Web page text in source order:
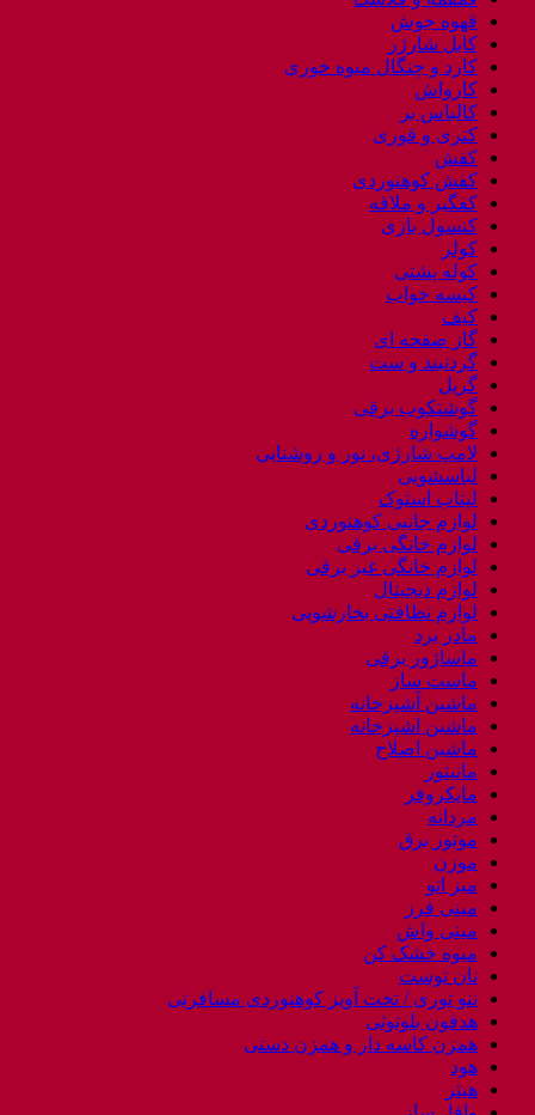
قهوه جوش
کابل شارژر
کارد و چنگال میوه خوری
کارواش
کالباس بر
کتری و قوری
کفش
کفش کوهنوردی
کفگیر و ملاقه
کنسول بازی
کولر
کوله پشتی
کیسه خواب
کیف
گاز صفحه ای
گردنبند و ست
گریل
گوشتکوب برقی
گوشواره
لامپ شارژی، نور و روشنایی
لباسشویی
لپتاب استوک
لوازم جانبی کوهنوردی
لوازم خانگی برقی
لوازم خانگی غیر برقی
لوازم دیجیتال
لوازم نظافتی بخارشویی
مادر برد
ماساژور برقی
ماست ساز
ماشین آشپزخانه
ماشین اشپزخانه
ماشین اصلاح
مانیتور
مایکروفر
مردانه
موتور برق
موزن
میز اتو
مینی فرز
مینی واش
میوه خشک کن
نان توست
ننو توری / تخت آویز کوهنوردی مسافرتی
هدفون بلوتوثی
همزن کاسه دار و همزن دستی
هود
هیتر